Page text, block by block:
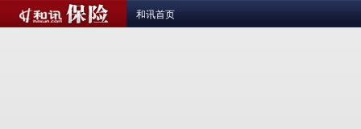
和讯首页